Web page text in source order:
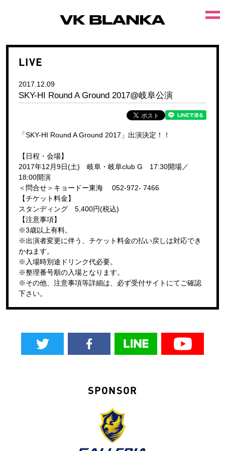
LIVE
2017.12.09
SKY-HI Round A Ground 2017@岐阜公演
「SKY-HI Round A Ground 2017」出演決定！！
【日程・会場】
2017年12月9日(土) 岐阜・岐阜club G 17:30開場／
18:00開演
＜問合せ＞キョードー東海 052-972- 7466
【チケット料金】
スタンディング 5,400円(税込)
【注意事項】
※3歳以上有料。
※出演者変更に伴う、チケット料金の払い戻しは対応でき
かねます。
※入場時別途ドリンク代必要。
※整理番号順の入場となります。
※その他、注意事項等詳細は、必ず受付サイトにてご確認
下さい。
SPONSOR